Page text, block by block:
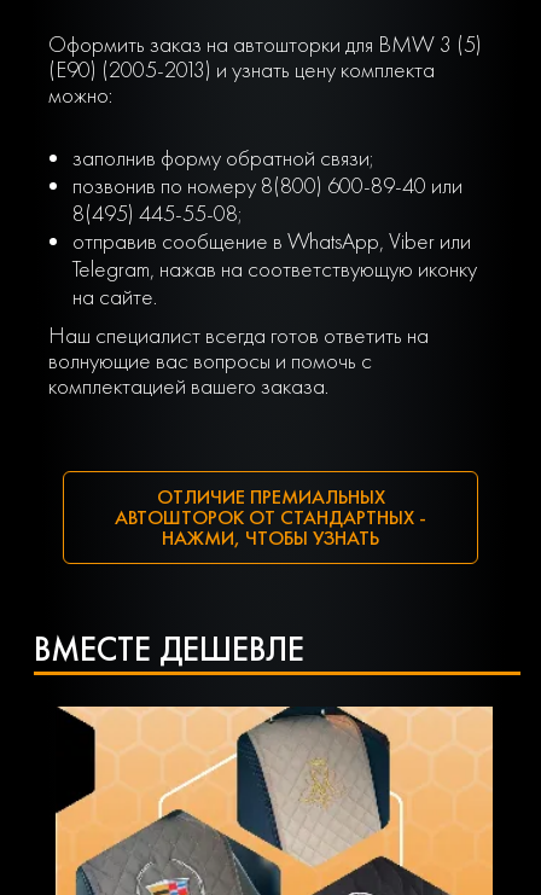
Оформить заказ на автошторки для BMW 3 (5)
(E90) (2005-2013) и узнать цену комплекта
можно:
заполнив форму обратной связи;
позвонив по номеру 8(800) 600-89-40 или
8(495) 445-55-08;
отправив сообщение в WhatsApp, Viber или
Telegram, нажав на соответствующую иконку
на сайте.
Наш специалист всегда готов ответить на
волнующие вас вопросы и помочь с
комплектацией вашего заказа.
ОТЛИЧИЕ ПРЕМИАЛЬНЫХ
АВТОШТОРОК ОТ СТАНДАРТНЫХ -
НАЖМИ, ЧТОБЫ УЗНАТЬ
ВМЕСТЕ ДЕШЕВЛЕ